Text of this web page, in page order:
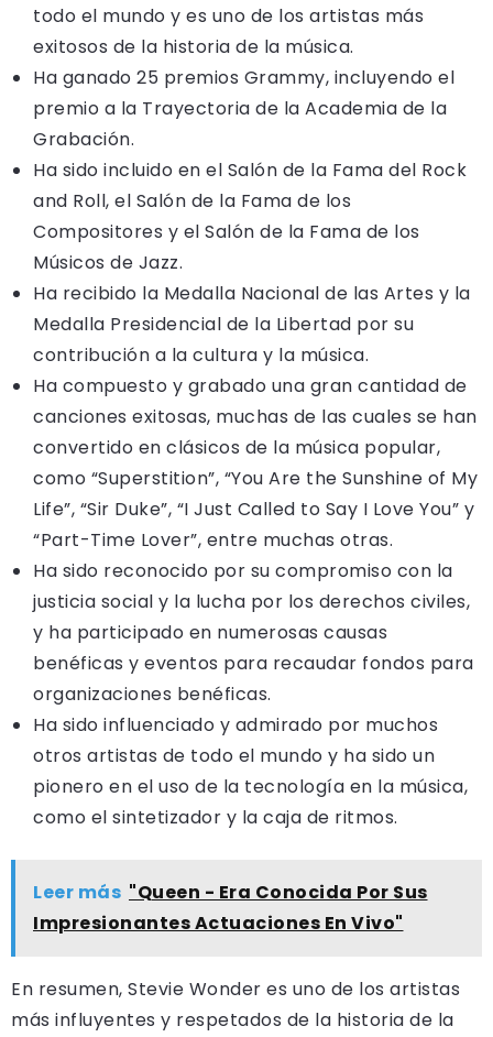
todo el mundo y es uno de los artistas más
exitosos de la historia de la música.
Ha ganado 25 premios Grammy, incluyendo el
premio a la Trayectoria de la Academia de la
Grabación.
Ha sido incluido en el Salón de la Fama del Rock
and Roll, el Salón de la Fama de los
Compositores y el Salón de la Fama de los
Músicos de Jazz.
Ha recibido la Medalla Nacional de las Artes y la
Medalla Presidencial de la Libertad por su
contribución a la cultura y la música.
Ha compuesto y grabado una gran cantidad de
canciones exitosas, muchas de las cuales se han
convertido en clásicos de la música popular,
como “Superstition”, “You Are the Sunshine of My
Life”, “Sir Duke”, “I Just Called to Say I Love You” y
“Part-Time Lover”, entre muchas otras.
Ha sido reconocido por su compromiso con la
justicia social y la lucha por los derechos civiles,
y ha participado en numerosas causas
benéficas y eventos para recaudar fondos para
organizaciones benéficas.
Ha sido influenciado y admirado por muchos
otros artistas de todo el mundo y ha sido un
pionero en el uso de la tecnología en la música,
como el sintetizador y la caja de ritmos.
Leer más "Queen - Era Conocida Por Sus
Impresionantes Actuaciones En Vivo"
En resumen, Stevie Wonder es uno de los artistas
más influyentes y respetados de la historia de la